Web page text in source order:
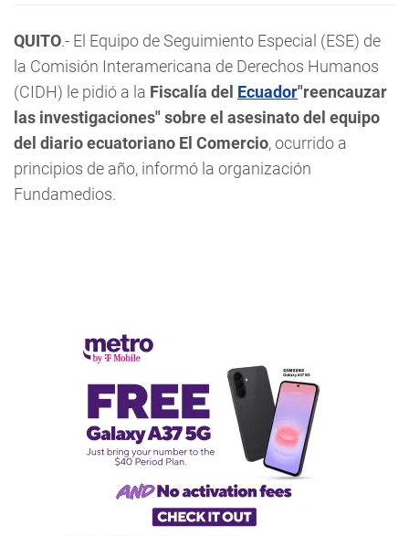
QUITO.- El Equipo de Seguimiento Especial (ESE) de
la Comisión Interamericana de Derechos Humanos
(CIDH) le pidió a la Fiscalía del Ecuador"reencauzar
las investigaciones" sobre el asesinato del equipo
del diario ecuatoriano El Comercio, ocurrido a
principios de año, informó la organización
Fundamedios.